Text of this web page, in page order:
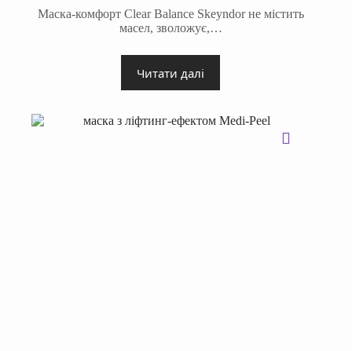
Маска-комфорт Clear Balance Skeyndor не містить
масел, зволожує,…
Читати далі